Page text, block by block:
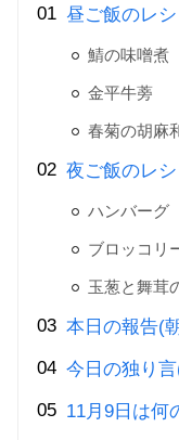
昼ご飯のレ
鯖の味噌煮
金平牛蒡
春菊の胡麻
夜ご飯のレ
ハンバーグ
ブロッコリ
玉葱と舞茸
本日の報告(
今日の独り
11月9日は何